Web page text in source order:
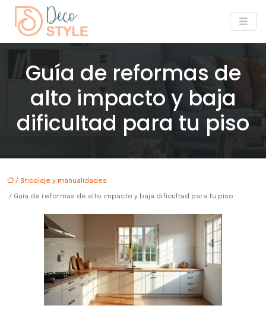
Guía de reformas de
alto impacto y baja
dificultad para tu piso
/ Bricolaje y manualidades
/ Guía de reformas de alto impacto y baja dificultad para tu piso